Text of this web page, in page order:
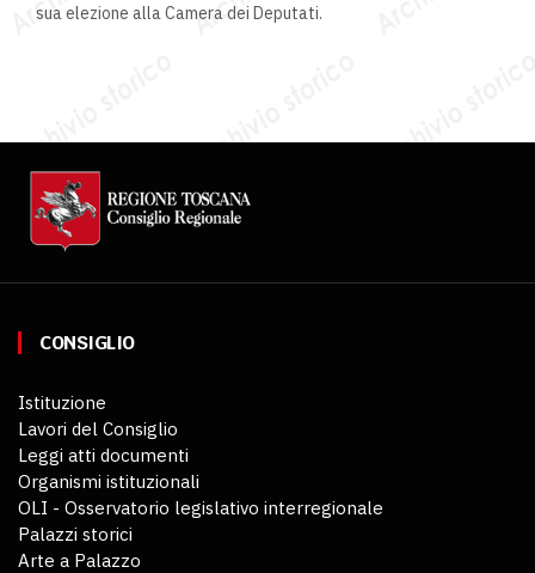
sua elezione alla Camera dei Deputati.
CONSIGLIO
Istituzione
Lavori del Consiglio
Leggi atti documenti
Organismi istituzionali
OLI - Osservatorio legislativo interregionale
Palazzi storici
Arte a Palazzo